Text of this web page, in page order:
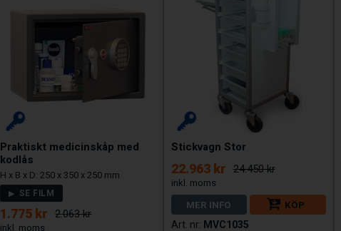
Praktiskt medicinskåp med
kodlås
H x B x D: 250 x 350 x 250 mm
SE FILM
1.775 kr 2.063 kr
Stickvagn Stor
22.963 kr 24.450 kr
MER INFO
KÖP
MVC1035